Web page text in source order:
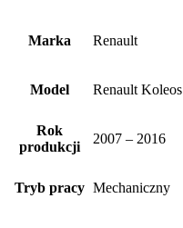
Marka Renault
Model Renault Koleos
Rok
produkcji
2007 – 2016
Tryb pracy Mechaniczny